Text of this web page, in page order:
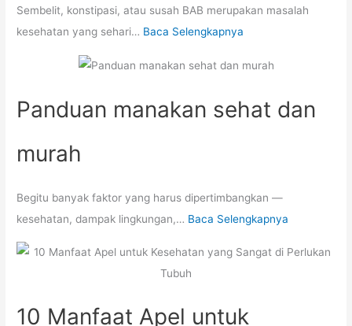
Sembelit, konstipasi, atau susah BAB merupakan masalah
kesehatan yang sehari… Baca Selengkapnya
Panduan manakan sehat dan
murah
Begitu banyak faktor yang harus dipertimbangkan —
kesehatan, dampak lingkungan,… Baca Selengkapnya
10 Manfaat Apel untuk